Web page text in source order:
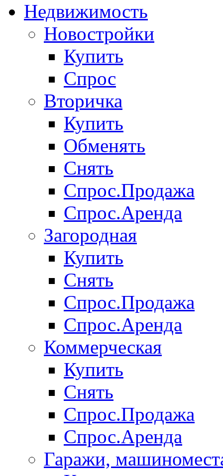
Недвижимость
Новостройки
Купить
Спрос
Вторичка
Купить
Обменять
Снять
Спрос.Продажа
Спрос.Аренда
Загородная
Купить
Снять
Спрос.Продажа
Спрос.Аренда
Коммерческая
Купить
Снять
Спрос.Продажа
Спрос.Аренда
Гаражи,